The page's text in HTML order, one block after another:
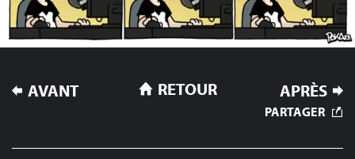
NAVIGATION
DE
AVANT APRÈS
RETOUR
PARTAGER